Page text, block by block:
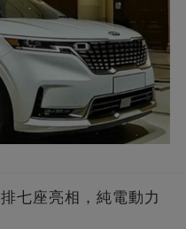
七座亮相，純電動力